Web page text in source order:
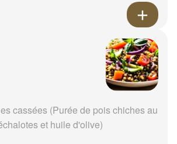
cassées (Purée de pois chiches au
et huile d'olive)